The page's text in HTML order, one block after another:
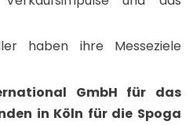
haben ihre Messeziele
GmbH für das
in Köln für die Spoga